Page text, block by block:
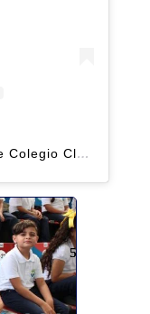
Una publicación compartida de Colegio Claret | Alto Hatillo (@clarethatillo)